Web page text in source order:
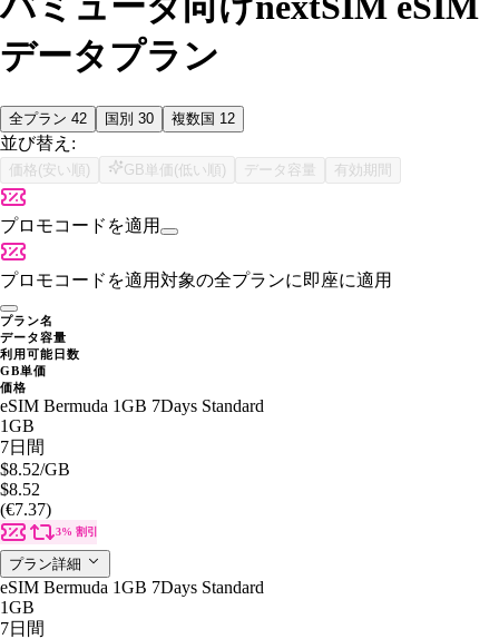
データプラン
全プラン 42 国別 30 複数国 12
並び替え:
価格(安い順) GB単価(低い順) データ容量 有効期間
プロモコードを適用
プロモコードを適用対象の全プランに即座に適用
プラン名
データ容量
利用可能日数
GB単価
価格
eSIM Bermuda 1GB 7Days Standard
1GB
7日間
$8.52/GB
$8.52
(€7.37)
3% 割引
プラン詳細
eSIM Bermuda 1GB 7Days Standard
1GB
7日間